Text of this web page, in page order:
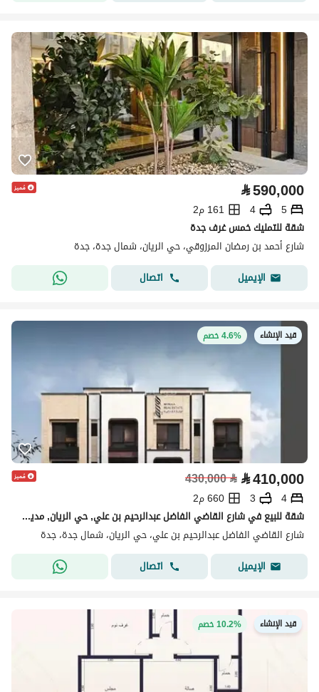
⃁590,000
5
4
161 م2
شقة للتمليك خمس غرف جدة
شارع أحمد بن رمضان المرزوقي، حي الريان، شمال جدة، جدة
الإيميل
اتصال
قيد الإنشاء 4.6% خصم
⃁410,000
⃁
430,000
4
3
660 م2
شقة للبيع في شارع القاضي الفاضل عبدالرحيم بن علي, حي الريان, مدينة جدة, منطقة مكة المكرمة
شارع القاضي الفاضل عبدالرحيم بن علي، حي الريان، شمال جدة، جدة
الإيميل
اتصال
قيد الإنشاء 10.2% خصم